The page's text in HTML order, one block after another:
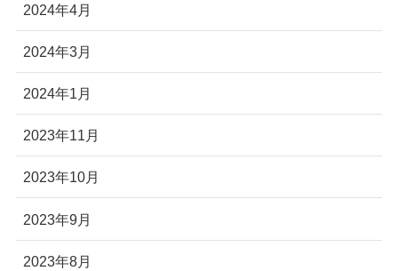
2024年4月
2024年3月
2024年1月
2023年11月
2023年10月
2023年9月
2023年8月